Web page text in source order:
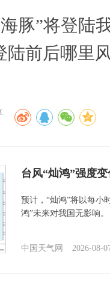
豚”将登陆
陆前后哪里
台风“灿鸿”强度
预计，“灿鸿”将以每小
鸿”未来对我国无影响。
中国天气网 2026-08-